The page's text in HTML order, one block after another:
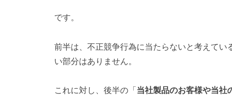
です。
前半は、不正競争行為に当たらないと考えて
い部分はありません。
これに対し、後半の「 当社製品のお客様や当社